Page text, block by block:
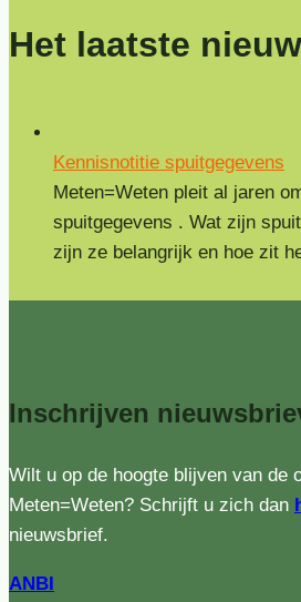
Het laatste
Kennisnotitie spuitgegevens
Meten=Weten pleit al jaren
spuitgegevens . Wat zijn
zijn ze belangrijk en hoe zit
Inschrijven
Wilt u op de hoogte blijven van de
Meten=Weten? Schrijft u zich dan
nieuwsbrief.
ANBI